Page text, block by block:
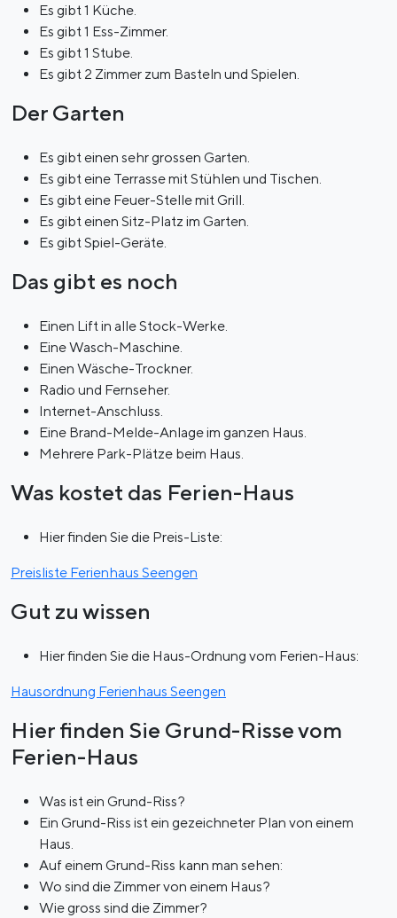
Es gibt 1 Küche.
Es gibt 1 Ess-Zimmer.
Es gibt 1 Stube.
Es gibt 2 Zimmer zum Basteln und Spielen.
Der Garten
Es gibt einen sehr grossen Garten.
Es gibt eine Terrasse mit Stühlen und Tischen.
Es gibt eine Feuer-Stelle mit Grill.
Es gibt einen Sitz-Platz im Garten.
Es gibt Spiel-Geräte.
Das gibt es noch
Einen Lift in alle Stock-Werke.
Eine Wasch-Maschine.
Einen Wäsche-Trockner.
Radio und Fernseher.
Internet-Anschluss.
Eine Brand-Melde-Anlage im ganzen Haus.
Mehrere Park-Plätze beim Haus.
Was kostet das Ferien-Haus
Hier finden Sie die Preis-Liste:
Preisliste Ferienhaus Seengen
Gut zu wissen
Hier finden Sie die Haus-Ordnung vom Ferien-Haus:
Hausordnung Ferienhaus Seengen
Hier finden Sie Grund-Risse vom
Ferien-Haus
Was ist ein Grund-Riss?
Ein Grund-Riss ist ein gezeichneter Plan von einem
Haus.
Auf einem Grund-Riss kann man sehen:
Wo sind die Zimmer von einem Haus?
Wie gross sind die Zimmer?